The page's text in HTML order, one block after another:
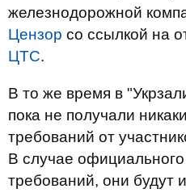
железнодорожной
Цензор со ссылкой на
ЦТС.
В то же время в
пока не получали
требований от
В случае
требований, они будут